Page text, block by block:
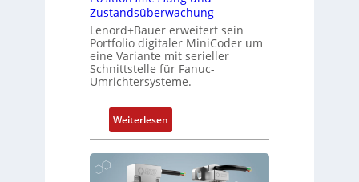
Zustandsüberwachung
Lenord+Bauer erweitert sein
Portfolio digitaler MiniCoder um
eine Variante mit serieller
Schnittstelle für Fanuc-
Umrichtersysteme.
Weiterlesen:
D
r
e